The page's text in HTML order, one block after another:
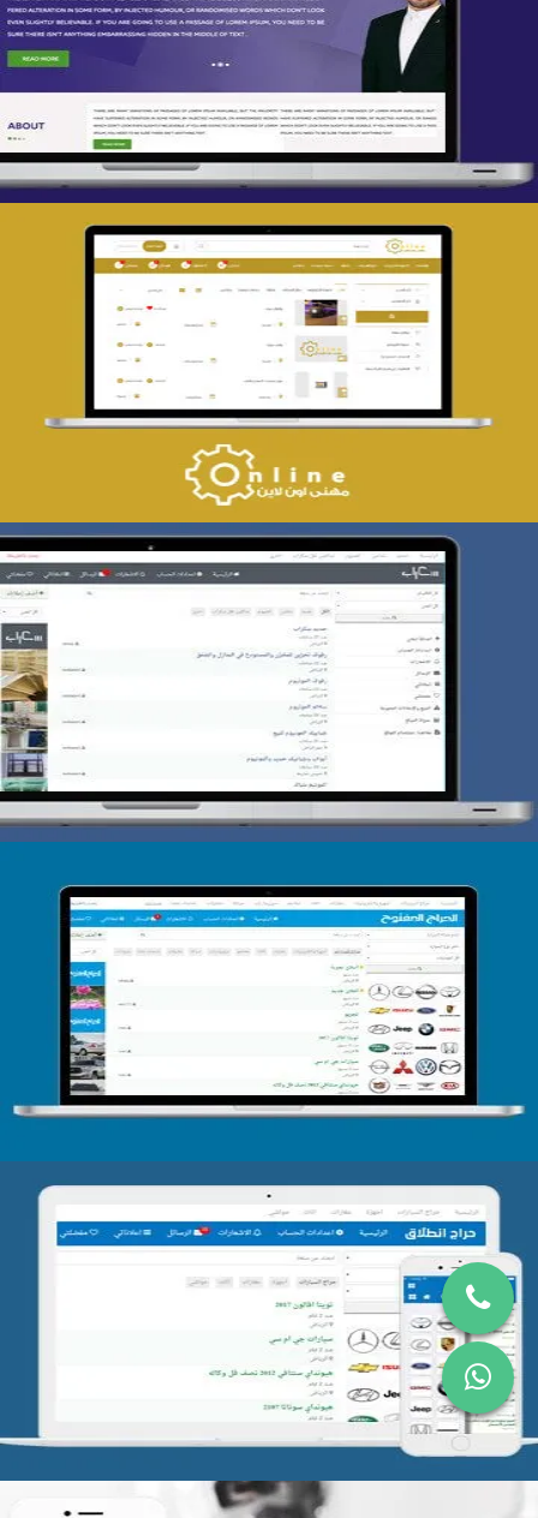
تصميم spring life
تصميم حراج مهنى
التفاصيل
تصميم حراج سكراب
التفاصيل
تصميم الحراج الدولى
تصميم موقع حراج